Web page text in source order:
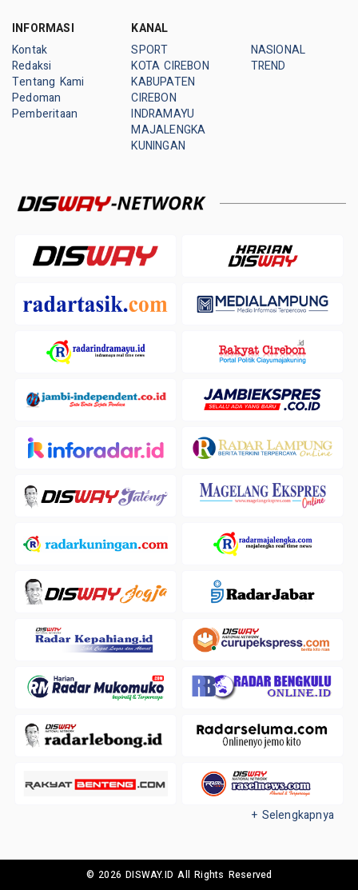
INFORMASI
Kontak
Redaksi
Tentang Kami
Pedoman
Pemberitaan
KANAL
SPORT
KOTA CIREBON
KABUPATEN
CIREBON
INDRAMAYU
MAJALENGKA
KUNINGAN
NASIONAL
TREND
+ Selengkapnya
© 2026 DISWAY.ID All Rights Reserved